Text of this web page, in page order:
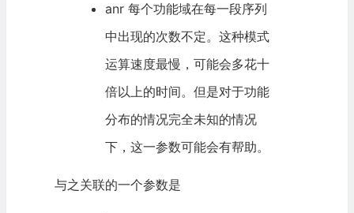
anr 每个功能域在每一段序列
中出现的次数不定。这种模式
运算速度最慢，可能会多花十
倍以上的时间。但是对于功能
分布的情况完全未知的情况
下，这一参数可能会有帮助。
与之关联的一个参数是